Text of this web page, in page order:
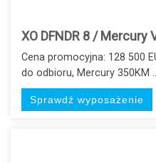
XO DFNDR 8 / Mercury
Cena promocyjna: 128 500
do odbioru, Mercury 350KM
Sprawdź wyposażenie